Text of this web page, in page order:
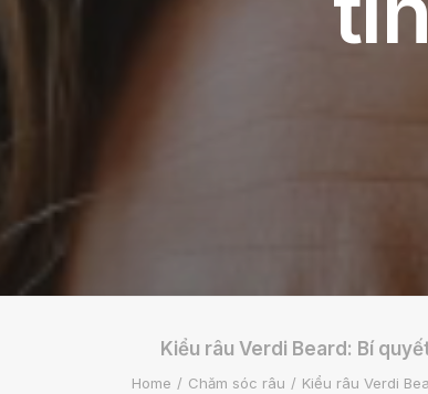
Kiểu râu Verdi Beard: Bí
Home Chăm sóc râu Kiểu râu Verdi